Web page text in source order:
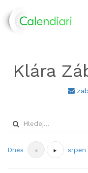
Klára
Dnes srpen